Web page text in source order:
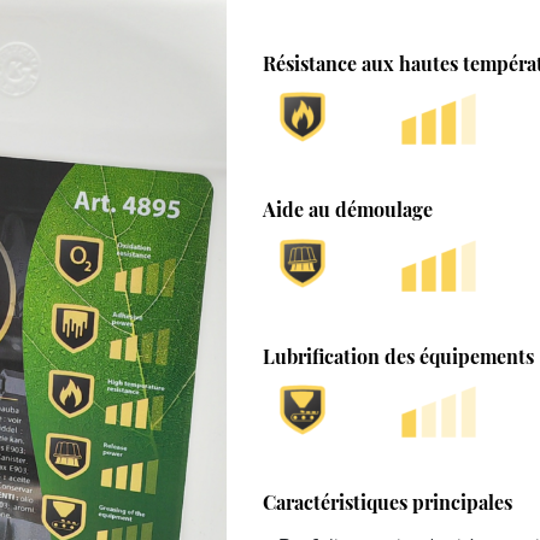
Résistance aux hautes
Aide au démoulage
Lubrification des équipements
Caractéristiques principales